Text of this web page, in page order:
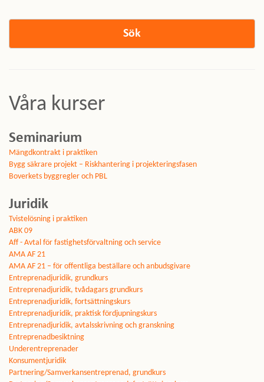
Sök
Våra kurser
Seminarium
Mängdkontrakt i praktiken
Bygg säkrare projekt – Riskhantering i projekteringsfasen
Boverkets byggregler och PBL
Juridik
Tvistelösning i praktiken
ABK 09
Aff - Avtal för fastighetsförvaltning och service
AMA AF 21
AMA AF 21 – för offentliga beställare och anbudsgivare
Entreprenadjuridik, grundkurs
Entreprenadjuridik, tvådagars grundkurs
Entreprenadjuridik, fortsättningskurs
Entreprenadjuridik, praktisk fördjupningskurs
Entreprenadjuridik, avtalsskrivning och granskning
Entreprenadbesiktning
Underentreprenader
Konsumentjuridik
Partnering/Samverkansentreprenad, grundkurs